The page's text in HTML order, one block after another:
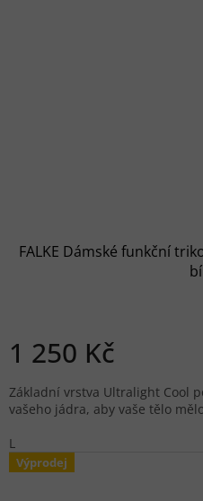
FALKE Dámské funkční
1 250 Kč
Základní vrstva Ultralight Cool
vašeho jádra, aby vaše tělo
L
Výprodej